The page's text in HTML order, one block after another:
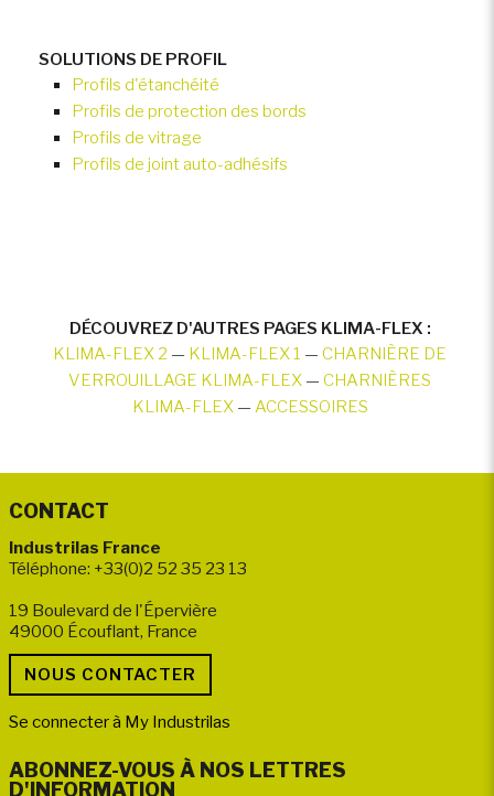
SOLUTIONS DE PROFIL
Profils d'étanchéité
Profils de protection des bords
Profils de vitrage
Profils de joint auto-adhésifs
DÉCOUVREZ D'AUTRES PAGES KLIMA-FLEX :
KLIMA-FLEX 2 — KLIMA-FLEX 1 — CHARNIÈRE DE
VERROUILLAGE KLIMA-FLEX — CHARNIÈRES
KLIMA-FLEX — ACCESSOIRES
CONTACT
Industrilas France
Téléphone: +33(0)2 52 35 23 13
19 Boulevard de l'Épervière
49000 Écouflant, France
Se connecter à My Industrilas
ABONNEZ-VOUS À NOS LETTRES
D'INFORMATION